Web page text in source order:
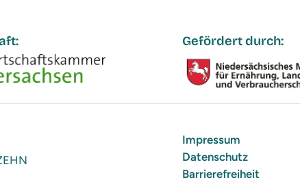
Gefördert durch:
Impressum
Datenschutz
Barrierefreiheit